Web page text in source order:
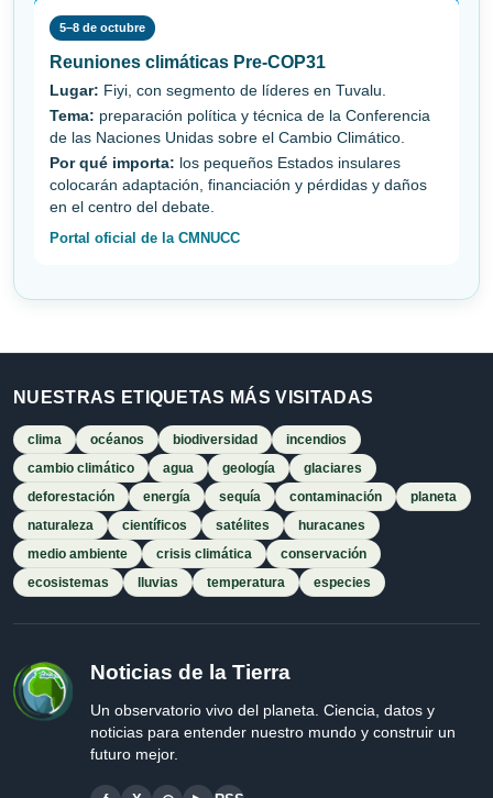
5–8 de octubre
Reuniones climáticas Pre-COP31
Lugar: Fiyi, con segmento de líderes en Tuvalu.
Tema: preparación política y técnica de la Conferencia
de las Naciones Unidas sobre el Cambio Climático.
Por qué importa: los pequeños Estados insulares
colocarán adaptación, financiación y pérdidas y daños
en el centro del debate.
Portal oficial de la CMNUCC
NUESTRAS ETIQUETAS MÁS VISITADAS
clima océanos biodiversidad
incendios
cambio climático
agua geología
glaciares
deforestación
energía sequía contaminación
planeta
naturaleza
científicos satélites
huracanes
medio ambiente
crisis climática
conservación
ecosistemas
lluvias temperatura especies
Noticias de la Tierra
Un observatorio vivo del planeta. Ciencia, datos y
noticias para entender nuestro mundo y construir un
futuro mejor.